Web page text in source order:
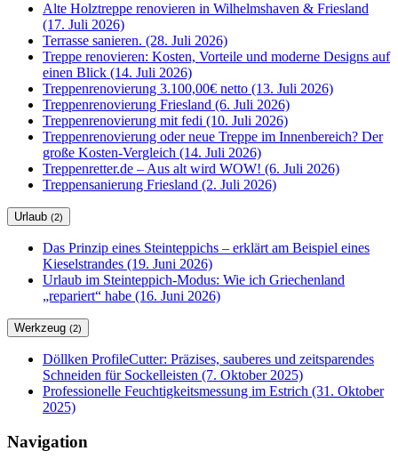
Alte Holztreppe renovieren in Wilhelmshaven & Friesland
(17. Juli 2026)
Terrasse sanieren. (28. Juli 2026)
Treppe renovieren: Kosten, Vorteile und moderne Designs auf
einen Blick (14. Juli 2026)
Treppenrenovierung 3.100,00€ netto (13. Juli 2026)
Treppenrenovierung Friesland (6. Juli 2026)
Treppenrenovierung mit fedi (10. Juli 2026)
Treppenrenovierung oder neue Treppe im Innenbereich? Der
große Kosten-Vergleich (14. Juli 2026)
Treppenretter.de – Aus alt wird WOW! (6. Juli 2026)
Treppensanierung Friesland (2. Juli 2026)
Urlaub (2)
Das Prinzip eines Steinteppichs – erklärt am Beispiel eines
Kieselstrandes (19. Juni 2026)
Urlaub im Steinteppich-Modus: Wie ich Griechenland
„repariert“ habe (16. Juni 2026)
Werkzeug (2)
Döllken ProfileCutter: Präzises, sauberes und zeitsparendes
Schneiden für Sockelleisten (7. Oktober 2025)
Professionelle Feuchtigkeitsmessung im Estrich (31. Oktober
2025)
Navigation